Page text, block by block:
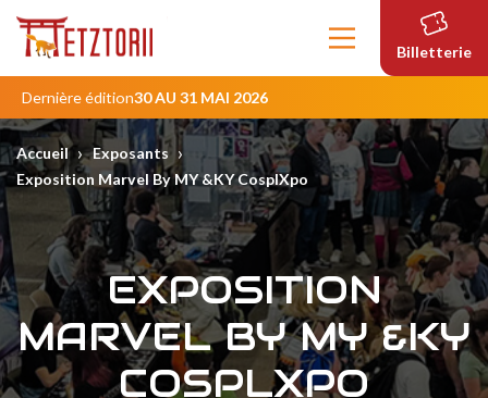
Contenu
principal
Billetterie
Dernière édition30 AU 31 MAI 2026
Accueil › Exposants ›
Exposition Marvel By MY &KY CosplXpo
EXPOSITION
MARVEL BY MY &KY
COSPLXPO